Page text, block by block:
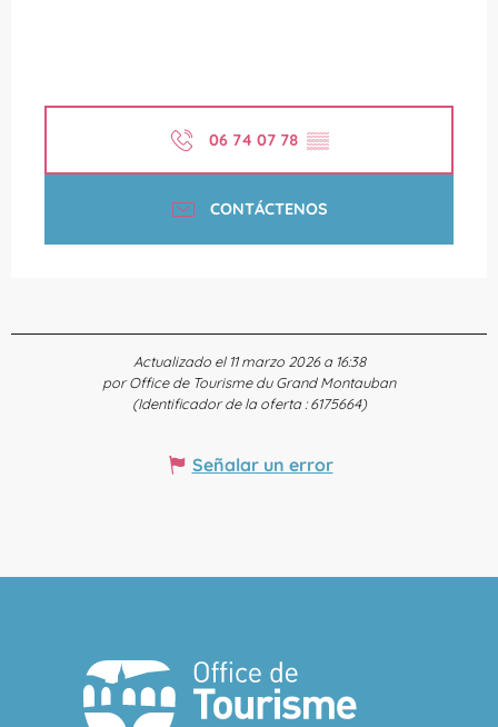
06 74 07 78 ▒▒
CONTÁCTENOS
Actualizado el 11 marzo 2026 a 16:38
por Office de Tourisme du Grand Montauban
(Identificador de la oferta :6175664)
Señalar un error